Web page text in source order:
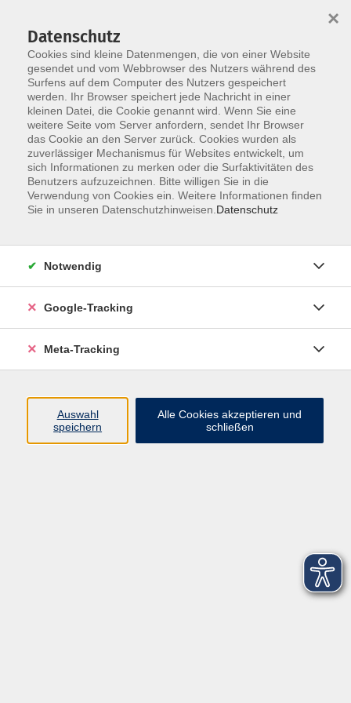
Skip to main content
Der Kurs konnte nicht gefunden werden.
Über uns
Datenschutz
Cookies sind kleine Datenmengen, die von einer Website
gesendet und vom Webbrowser des Nutzers während des
Surfens auf dem Computer des Nutzers gespeichert
werden. Ihr Browser speichert jede Nachricht in einer
kleinen Datei, die Cookie genannt wird. Wenn Sie eine
weitere Seite vom Server anfordern, sendet Ihr Browser
das Cookie an den Server zurück. Cookies wurden als
zuverlässiger Mechanismus für Websites entwickelt, um
sich Informationen zu merken oder die Surfaktivitäten des
Benutzers aufzuzeichnen. Bitte willigen Sie in die
Verwendung von Cookies ein. Weitere Informationen finden
Sie in unseren Datenschutzhinweisen. Datenschutz
×
Notwendig
Google-Tracking
Meta-Tracking
Auswahl
speichern
Alle Cookies akzeptieren und
schließen